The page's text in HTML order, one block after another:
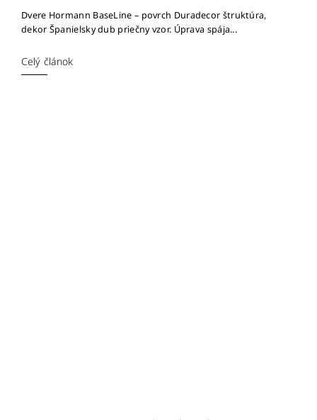
Dvere Hormann BaseLine – povrch Duradecor štruktúra,
dekor Španielsky dub priečny vzor. Úprava spája...
Celý článok